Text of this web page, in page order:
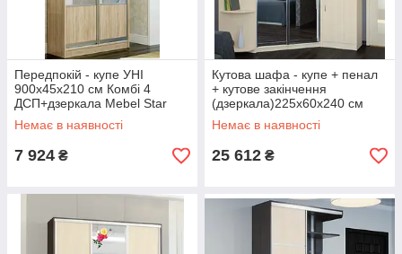
Передпокій - купе УНІ
900х45х210 см Комбі 4
ДСП+дзеркала Mebel Star
Немає в наявності
7 924 ₴
Кутова шафа - купе + пенал
+ кутове закінчення
(дзеркала)225х60х240 см
Mebel Star
Немає в наявності
25 612 ₴